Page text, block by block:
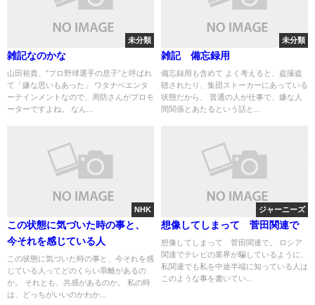
未分類
雑記なのかな
山田裕貴、”プロ野球選手の息子”と呼ばれ
て「嫌な思いもあった」 ワタナベエンタ
ーテインメントなので、周防さんがプロモ
ーターですよね。 なん...
未分類
雑記 備忘録用
備忘録用も含めて よく考えると、盗撮盗
聴されたり、集団ストーカーにあっている
状態だから、 普通の人が仕事で、嫌な人
間関係とあたるという話と...
NHK
この状態に気づいた時の事と、
今それを感じている人
この状態に気づいた時の事と、今それを感
じている人ってどのくらい乖離があるの
か。 それとも、共感があるのか。 私の時
は、どっちがいいのかわか...
ジャーニーズ
想像してしまって 菅田関連で
想像してしまって 菅田関連で。 ロシア
関連でテレビの業界が騙しているように、
私関連でも私を中途半端に知っている人は
このような事を書いてい...